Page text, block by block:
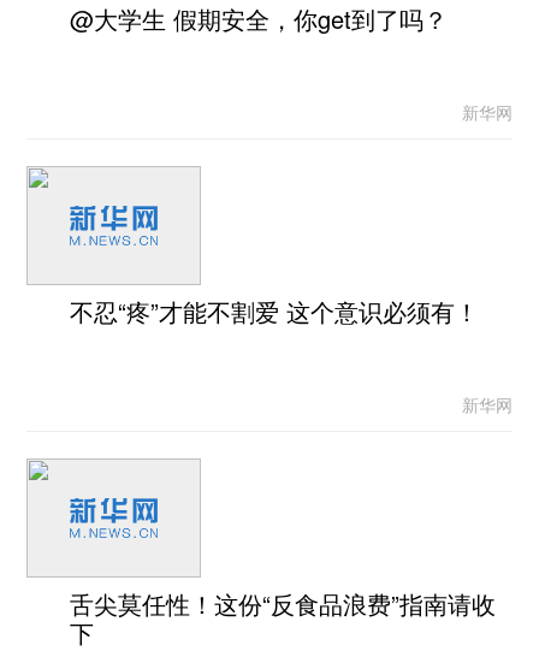
@大学生 假期安全，你get到了吗？
新华网
不忍“疼”才能不割爱 这个意识必须有！
新华网
舌尖莫任性！这份“反食品浪费”指南请收
下